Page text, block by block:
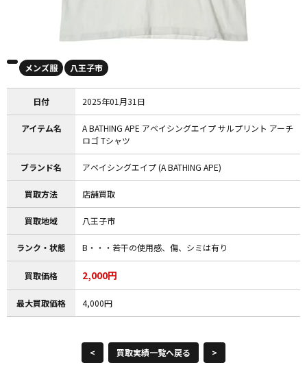
メンズ服 八王子市
日付 2025年01月31日
アイテム名
A BATHING APE アベイシングエイプ サルプリント アーチ
ロゴ Tシャツ
ブランド名 アベイシングエイプ (A BATHING APE)
買取方法 店舗買取
買取地域 八王子市
ランク・状態 B・・・若干の使用感、傷、シミは有り
買取価格 2,000円
最大買取価格 4,000円
< 買取実績一覧へ戻る >